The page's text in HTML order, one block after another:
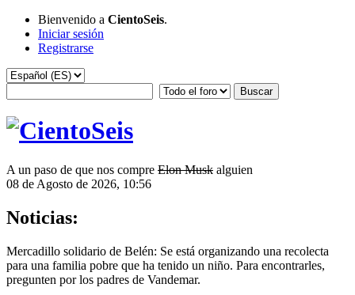
Bienvenido a CientoSeis.
Iniciar sesión
Registrarse
A un paso de que nos compre Elon Musk alguien
08 de Agosto de 2026, 10:56
Noticias:
Mercadillo solidario de Belén: Se está organizando una recolecta
para una familia pobre que ha tenido un niño. Para encontrarles,
pregunten por los padres de Vandemar.